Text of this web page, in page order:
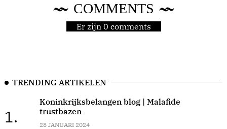
COMMENTS
Er zijn 0 comments
TRENDING ARTIKELEN
1.
Koninkrijksbelangen blog | Malafide
trustbazen
28 JANUARI 2024